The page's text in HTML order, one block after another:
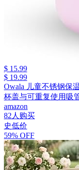
$ 15.99
$ 19.99
Owala 儿童不锈钢保
杯盖与可重复使用吸
amazon
82人购买
史低价
59% OFF